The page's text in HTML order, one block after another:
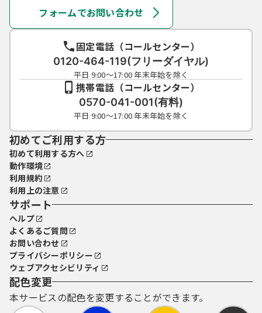
フォームでお問い合わせ
固定電話（コールセンター）
0120-464-119(フリーダイヤル)
平日 9:00～17:00 年末年始を除く
携帯電話（コールセンター）
0570-041-001(有料)
平日 9:00～17:00 年末年始を除く
初めてご利用する方
初めて利用する方へ
動作環境
利用規約
利用上の注意
サポート
ヘルプ
よくあるご質問
お問い合わせ
プライバシーポリシー
ウェブアクセシビリティ
配色変更
本サービスの配色を変更することができます。